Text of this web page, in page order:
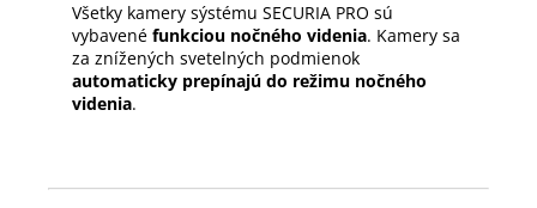
Všetky kamery sýstému SECURIA PRO sú
vybavené funkciou nočného videnia. Kamery sa
za znížených svetelných podmienok
automaticky prepínajú do režimu nočného
videnia.